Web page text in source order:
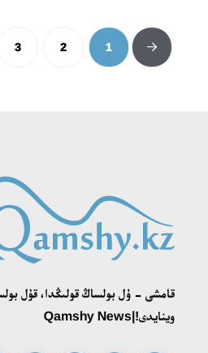
1
2
3
قامشى - ۇل بولساڭ قولىڭدا، قۇل
وينايدى!|Qamshy News